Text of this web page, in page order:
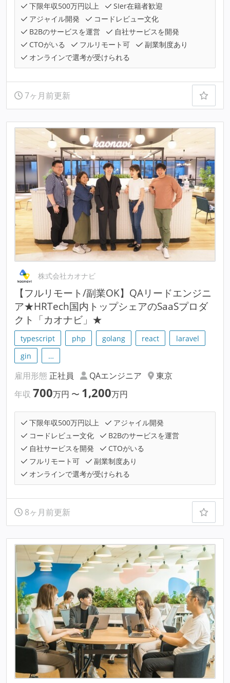
下限年収500万円以上
SIer在籍者歓迎
アジャイル開発
コードレビュー文化
B2Bのサービスを運営
自社サービスを開発
CTOがいる
フルリモート可
副業制度あり
オンラインで選考が受けられる
7ヶ月前更新
株式会社カオナビ
【フルリモート/副業OK】QAリードエンジニ
ア★HRTech国内トップシェアのSaaSプロダ
クト「カオナビ」★
typescript php golang react
laravel
gin
…
雇用形態 正社員 QAエンジニア
東京
年収 700万円 〜 1,200万円
下限年収500万円以上
アジャイル開発
コードレビュー文化
B2Bのサービスを運営
自社サービスを開発
CTOがいる
フルリモート可
副業制度あり
オンラインで選考が受けられる
8ヶ月前更新